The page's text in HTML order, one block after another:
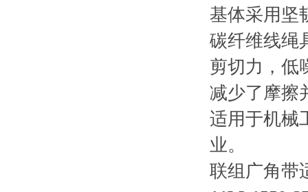
基体采用坚
碳纤维线绳
剪切力，低
减少了摩擦
适用于机械
业。
联组广角带